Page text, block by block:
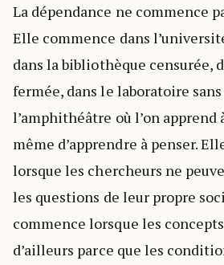
La dépendance ne commence
Elle commence dans
dans la bibliothèque censurée,
fermée, dans le laboratoire
l’amphithéâtre où l’on apprend
même d’apprendre à penser.
lorsque les chercheurs ne
les questions de leur propre
commence lorsque les
d’ailleurs parce que les